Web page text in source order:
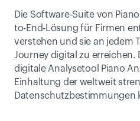
Die Software-Suite von
to-End-Lösung für Firmen
verstehen und sie an jedem
Journey digital zu erreichen.
digitale Analysetool Piano
Einhaltung der weltweit
Datenschutzbestimmungen